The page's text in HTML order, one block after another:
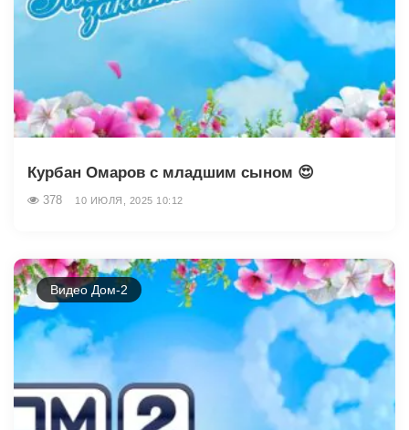
Курбан Омаров с младшим сыном 😍
378 10 ИЮЛЯ, 2025 10:12
Видео Дом-2